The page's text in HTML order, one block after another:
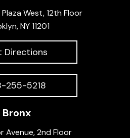
West, 12th Floor
NY 11201
Directions
255-5218
Bronx
Avenue, 2nd Floor